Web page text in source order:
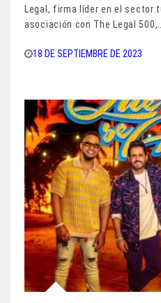
Legal, firma líder en el sector
asociación con The Legal 500,…
18 DE SEPTIEMBRE DE 2023